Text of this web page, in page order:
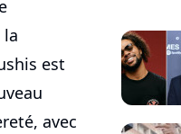
est
avec